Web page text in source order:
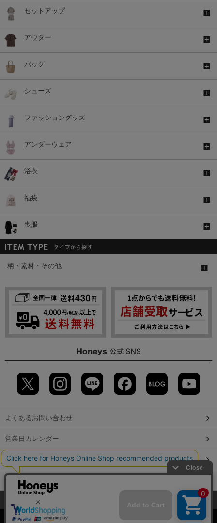
セットアップ
アウター
バッグ
シューズ
ファッショングッズ
アンダーウェア
浴衣
福袋
喪服
柄・素材・その他
よくあるお問い合わせ
営業日カレンダー
店舗検索
GLOBAL GUIDE（海外からご利用のお客様）
©2009 HONEYS CO., LTD. All Rights Reserved.
当サイトでは、サイトの利便性向上のため、クッキー(Cookie)を使
用しています。詳しくは「
」をご覧くださ